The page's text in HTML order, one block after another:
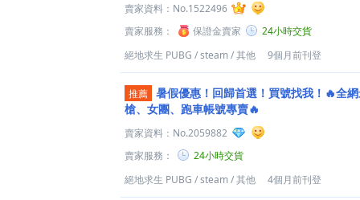
賣家資料： No.1522496
賣家服務：
保證金賣家
24小時交貨
絕地求生 PUBG /steam/其他 9個月前刊登
推薦 暑假優惠！回歸首選！買號找我！🔥全
槍、女團、跑車帳號專賣🔥
賣家資料： No.2059882
賣家服務：
24小時交貨
絕地求生 PUBG /steam/其他 4個月前刊登